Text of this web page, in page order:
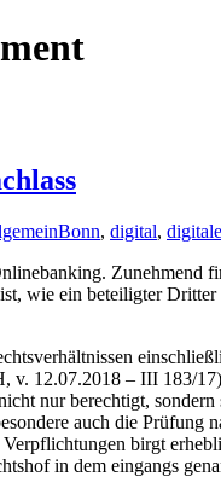
Bonn, digital,
Zunehmend
wie ein beteiligter
v. 12.07.2018 – III 183/
nur berechtigt,
auch die Prüfung
birgt
in dem eingangs